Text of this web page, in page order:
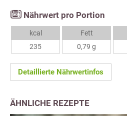
Nährwert pro Portion
kcal
235
Fett
0,79 g
Detaillierte Nährwertinfos
ÄHNLICHE REZEPTE